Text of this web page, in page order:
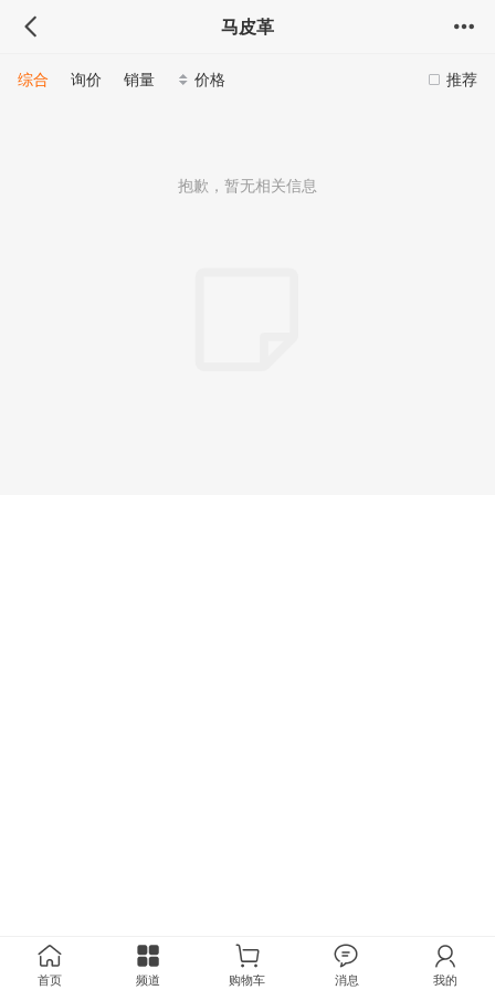
马皮革
推荐
综合 询价 销量 价格
抱歉，暂无相关信息
首页 频道 购物车 消息 我的